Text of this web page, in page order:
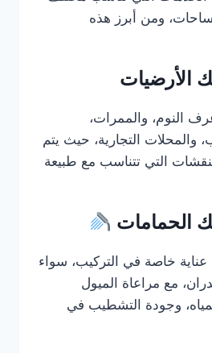
ومن أبرز هذه
الأرضيات
النوم، والممرات،
والمحلات التجارية، حيث يتم
التي تتناسب مع طبيعة
الحمامات
عناية خاصة في التركيب، سواء
مع مراعاة الميول
وجودة التشطيب في